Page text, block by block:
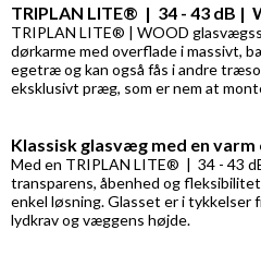
TRIPLAN LITE® | 34 - 43 dB |
TRIPLAN LITE® | WOOD
dørkarme med overflade i massivt,
egetræ og kan også fås i andre
eksklusivt præg, som er nem at
Klassisk glasvæg med en varm
Med en TRIPLAN LITE® | 34 - 43
transparens, åbenhed og
enkel løsning. Glasset er i tykkelser
lydkrav og væggens højde.